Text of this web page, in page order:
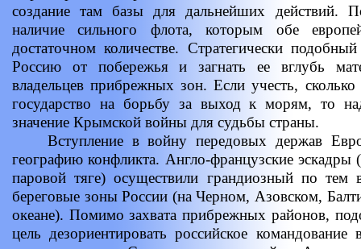
создание там базы для дальнейших действий.
наличие сильного флота, которым обе
достаточном количестве. Стратегически
Россию от побережья и загнать ее вглубь
владельцев прибрежных зон. Если учесть, сколько
государство на борьбу за выход к морям, то
значение Крымской войны для судьбы страны.
Вступление в войну передовых держав
географию конфликта. Англо-французские эскадры
паровой тяге) осуществили грандиозный по тем
береговые зоны России (на Черном, Азовском,
океане). Помимо захвата прибрежных районов,
цель дезориентировать российское